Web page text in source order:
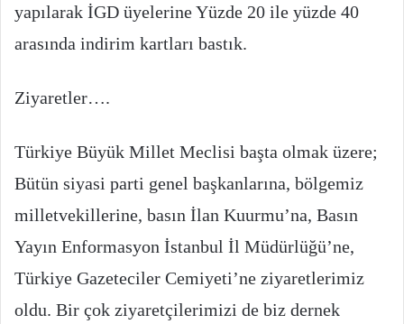
yapılarak İGD üyelerine Yüzde 20 ile yüzde 40
arasında indirim kartları bastık.
Ziyaretler….
Türkiye Büyük Millet Meclisi başta olmak üzere;
Bütün siyasi parti genel başkanlarına, bölgemiz
milletvekillerine, basın İlan Kuurmu’na, Basın
Yayın Enformasyon İstanbul İl Müdürlüğü’ne,
Türkiye Gazeteciler Cemiyeti’ne ziyaretlerimiz
oldu. Bir çok ziyaretçilerimizi de biz dernek